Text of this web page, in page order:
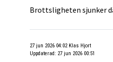
Brottsligheten sjunker
27 jun 2026 04:02 Klas Hjort
Uppdaterad: 27 jun 2026 00:51